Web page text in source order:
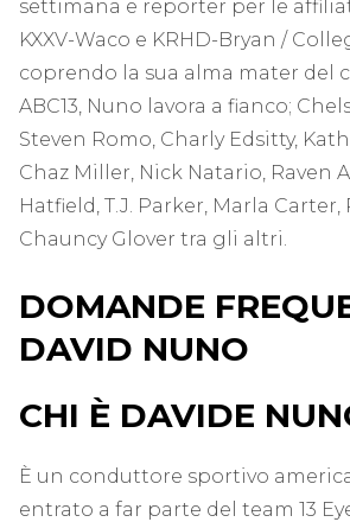
settimana e reporter per le
KXXV-Waco e KRHD-Bryan /
coprendo la sua alma mater del
ABC13, Nuno lavora a fianco;
Steven Romo, Charly Edsitty,
Chaz Miller, Nick Natario, Raven
Hatfield, T.J. Parker, Marla Carter,
Chauncy Glover tra gli altri.
DOMANDE
DAVID NUNO
CHI È DAVIDE
È un conduttore sportivo
entrato a far parte del team 13